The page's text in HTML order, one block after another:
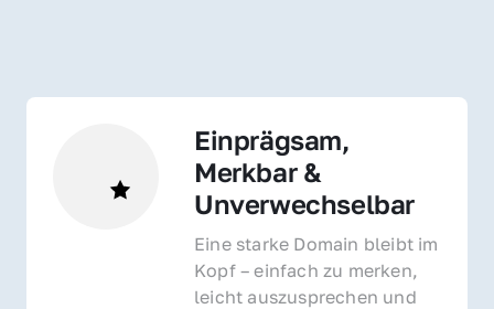
Einprägsam,
Merkbar &
Unverwechselbar
Eine starke Domain bleibt im
Kopf – einfach zu merken,
leicht auszusprechen und